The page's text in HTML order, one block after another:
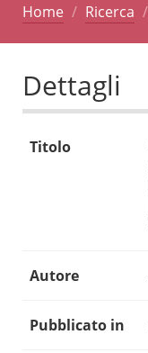
Home Ricerca
Dettagli
Titolo
Autore
Pubblicato in